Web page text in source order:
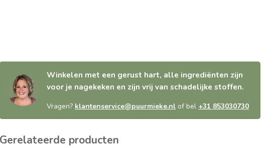
Winkelen met een gerust hart, alle ingrediënten zijn
voor je nagekeken en zijn vrij van schadelijke stoffen.
Vragen? klantenservice@puurmieke.nl of bel +31 853030730
Gerelateerde producten